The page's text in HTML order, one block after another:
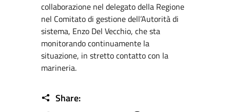
collaborazione nel delegato della Regione
nel Comitato di gestione dell’Autorità di
sistema, Enzo Del Vecchio, che sta
monitorando continuamente la
situazione, in stretto contatto con la
marineria.
Share: